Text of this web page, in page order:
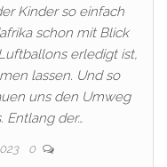
Kinder so einfach
schon mit Blick
erledigt ist,
lassen. Und so
uns den Umweg
Entlang der…
0